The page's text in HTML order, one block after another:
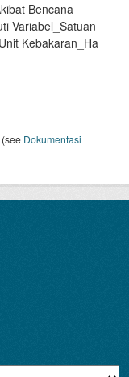
Bencana
Variabel_Satuan
Kebakaran_Ha
(see Dokumentasi